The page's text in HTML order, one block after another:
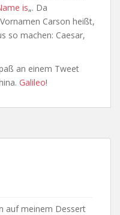
is„. Da
Carson heißt,
so machen: Caesar,
an einem Tweet
Galileo!
auf meinem Dessert